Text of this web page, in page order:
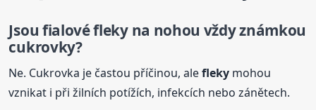
Jsou fialovéflekyna nohou vždy známkou
cukrovky?
Ne. Cukrovka je častou příčinou, alefleky mohou
vznikat i při žilních potížích, infekcích nebo zánětech.